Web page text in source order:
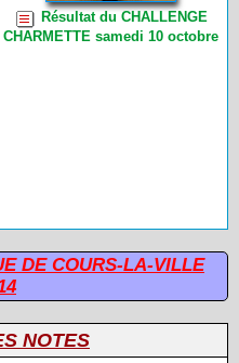
Résultat du CHALLENGE
CHARMETTE samedi 10 octobre
DE COURS-LA-VILLE
NOTES